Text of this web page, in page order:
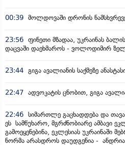
00:39 მოლდოვაში დრონის
23:56 ფინეთი მზადაა, უკრაინას
დაცვაში დაეხმაროს - ვოლოდიმირ
23:44 გიგა ავალიანის საქმეზე
22:47 ადვოკატის ცნობით, გიგა
22:46 სიმართლე გაცხადდება და
ეს სამწუხარო, მგრძნობიარე ამბავი
გამოეყენებინა, ეკლესიას უკრაინაში
ნორმა არასდროს დაუდგენია - ანდრია